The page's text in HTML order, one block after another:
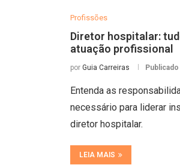
Profissões
Diretor hospitalar:
atuação profissional
por Guia Carreiras
Entenda as
necessário para liderar
diretor hospitalar.
LEIA MAIS